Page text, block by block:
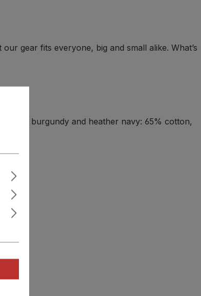
gear fits everyone, big and small alike. What’s
burgundy and heather navy: 65% cotton,